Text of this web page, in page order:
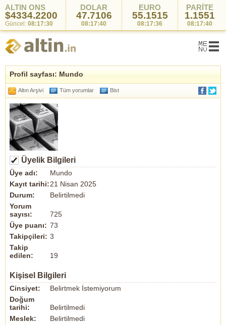
ALTIN ONS
$4334.2200
Güncel: 08:17:30
DOLAR
47.7106
08:17:40
EURO
55.1515
08:17:36
PARİTE
1.1551
08:17:40
Profil sayfası: Mundo
Altın Arşivi Tüm yorumlar Bist
Üyelik Bilgileri
Üye adı:
Mundo
Kayıt tarihi:21 Nisan 2025
Durum:
Belirtilmedi
Yorum
sayısı:
725
Üye puanı: 73
Takipçileri: 3
Takip
edilen:
19
Kişisel Bilgileri
Cinsiyet:
Belirtmek İstemiyorum
Doğum
tarihi:
Belirtilmedi
Meslek:
Belirtilmedi